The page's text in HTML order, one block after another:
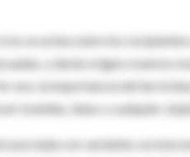
se actúa sobre los recipientes
y darán origen a nuevos
eso, la importancia del
botellas, latas o cualquier
con variables